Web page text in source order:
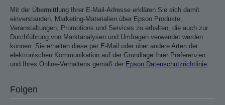
Mit der Übermittlung Ihrer E-Mail-Adresse erklären Sie sich damit
einverstanden, Marketing-Materialien über Epson Produkte,
Veranstaltungen, Promotions und Services zu erhalten, die auch zur
Durchführung von Marktanalysen und Umfragen verwendet werden
können. Sie erhalten diese per E-Mail oder über andere Arten der
elektronischen Kommunikation auf der Grundlage Ihrer Präferenzen
und Ihres Online-Verhaltens gemäß der Epson Datenschutzrichtlinie.
Folgen